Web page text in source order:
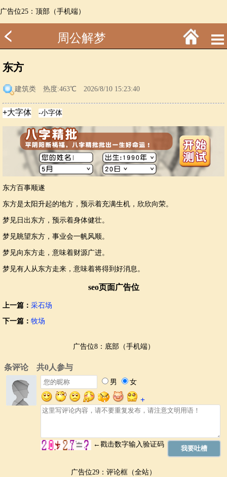
广告位25：顶部（手机端）
周公解梦
东方
建筑类 热度:463℃ 2026/8/10 15:23:40
东方百事顺遂
东方是太阳升起的地方，预示着充满生机，欣欣向荣。
梦见日出东方，预示着身体健壮。
梦见眺望东方，事业会一帆风顺。
梦见向东方走，意味着财源广进。
梦见有人从东方走来，意味着将得到好消息。
seo页面广告位
上一篇： 采石场
下一篇： 牧场
广告位8：底部（手机端）
广告位29：评论框（全站）